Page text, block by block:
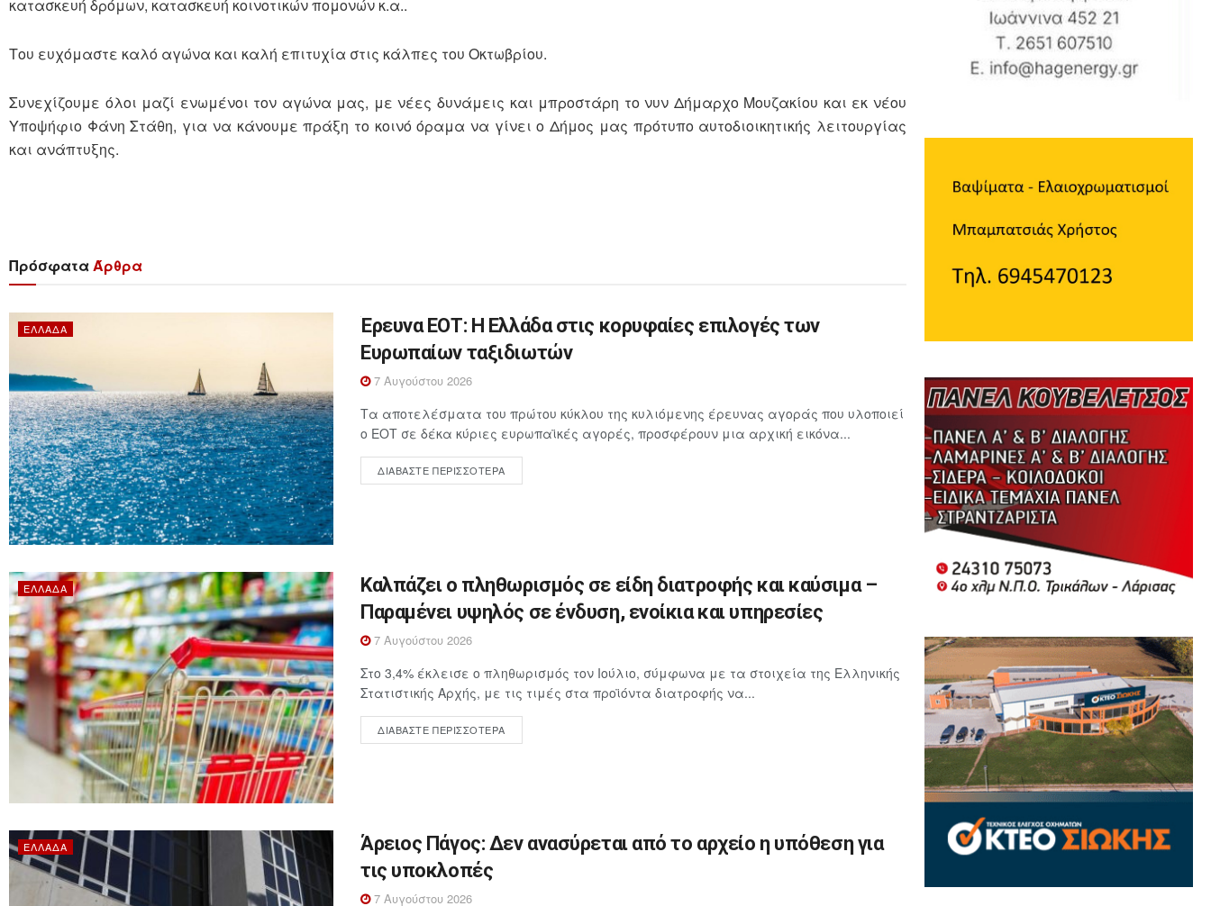
κατασκευή δρόμων, κατασκευή κοινοτικών πομονών κ.α..
Του ευχόμαστε καλό αγώνα και καλή επιτυχία στις κάλπες του Οκτωβρίου.
Συνεχίζουμε όλοι μαζί ενωμένοι τον αγώνα μας, με νέες δυνάμεις και μπροστάρη το νυν Δήμαρχο Μουζακίου και εκ νέου
Υποψήφιο Φάνη Στάθη, για να κάνουμε πράξη το κοινό όραμα να γίνει ο Δήμος μας πρότυπο αυτοδιοικητικής λειτουργίας
και ανάπτυξης.
ΠρόσφαταΆρθρα
ΕΛΛΆΔΑ
Έρευνα ΕΟΤ: Η Ελλάδα στις κορυφαίες επιλογές των
Ευρωπαίων ταξιδιωτών
7 Αυγούστου 2026
Τα αποτελέσματα του πρώτου κύκλου της κυλιόμενης έρευνας αγοράς που υλοποιεί
ο ΕΟΤ σε δέκα κύριες ευρωπαϊκές αγορές, προσφέρουν μια αρχική εικόνα...
ΔΙΑΒΆΣΤΕ ΠΕΡΙΣΣΌΤΕΡΑ
ΕΛΛΆΔΑ
Καλπάζει ο πληθωρισμός σε είδη διατροφής και καύσιμα –
Παραμένει υψηλός σε ένδυση, ενοίκια και υπηρεσίες
7 Αυγούστου 2026
Στο 3,4% έκλεισε ο πληθωρισμός τον Ιούλιο, σύμφωνα με τα στοιχεία της Ελληνικής
Στατιστικής Αρχής, με τις τιμές στα προϊόντα διατροφής να...
ΔΙΑΒΆΣΤΕ ΠΕΡΙΣΣΌΤΕΡΑ
ΕΛΛΆΔΑ
Άρειος Πάγος: Δεν ανασύρεται από το αρχείο η υπόθεση για
τις υποκλοπές
7 Αυγούστου 2026